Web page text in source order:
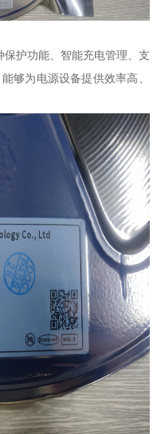
护功能、智能充电管理、支
够为电源设备提供效率高、